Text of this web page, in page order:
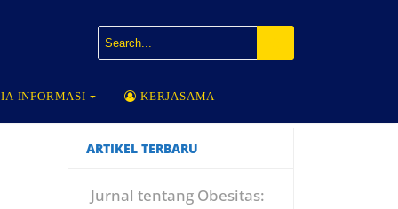
INFORMASI KERJASAMA
ARTIKEL TERBARU
Jurnal tentang Obesitas: